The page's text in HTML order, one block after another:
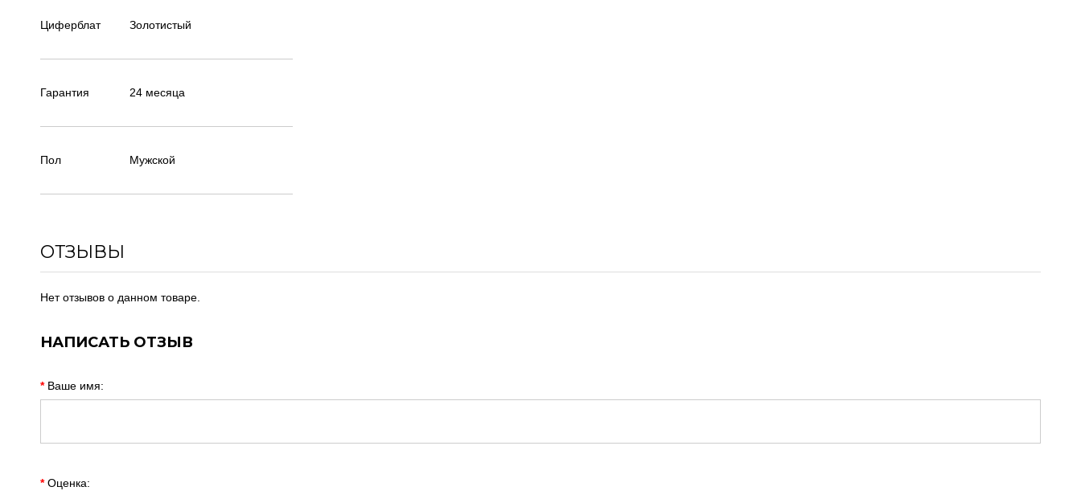
Циферблат Золотистый
Гарантия 24 месяца
Пол Мужской
ОТЗЫВЫ
Нет отзывов о данном товаре.
НАПИСАТЬ ОТЗЫВ
Ваше имя:
Оценка: